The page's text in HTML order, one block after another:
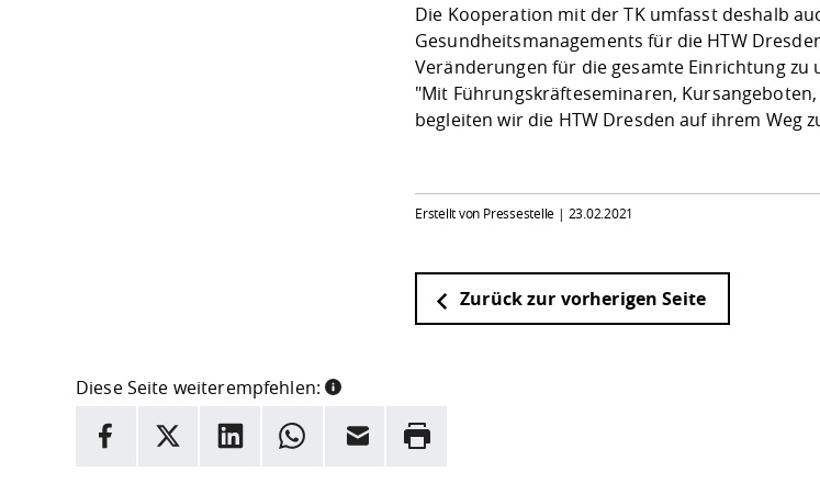
Die Kooperation mit der TK umfasst deshalb
Gesundheitsmanagements für die HTW
Veränderungen für die gesamte Einrichtung
"Mit Führungskräfteseminaren,
begleiten wir die HTW Dresden auf ihrem Weg
Erstellt von Pressestelle | 23.02.2021
Zurück zur vorherigen Seite
Diese Seite weiterempfehlen:
INFORMATION
Facebook
X LinkedInWhatsappE-Mail Drucken